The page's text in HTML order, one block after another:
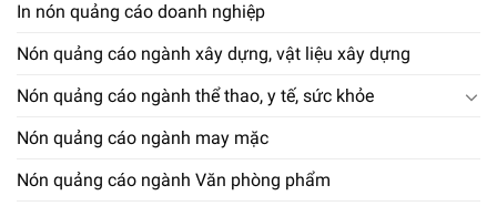
In nón quảng cáo doanh nghiệp
Nón quảng cáo ngành xây dựng, vật liệu xây dựng
Nón quảng cáo ngành thể thao, y tế, sức khỏe
Nón quảng cáo ngành may mặc
Nón quảng cáo ngành Văn phòng phẩm